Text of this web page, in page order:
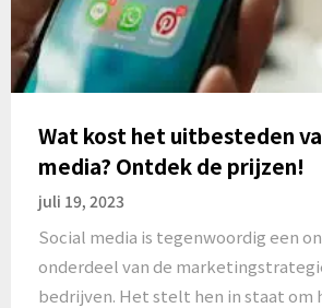
Wat kost het uitbesteden
media? Ontdek de prijzen!
juli 19, 2023
Social media is tegenwoordig een
onderdeel van de
bedrijven. Het stelt hen in staat om